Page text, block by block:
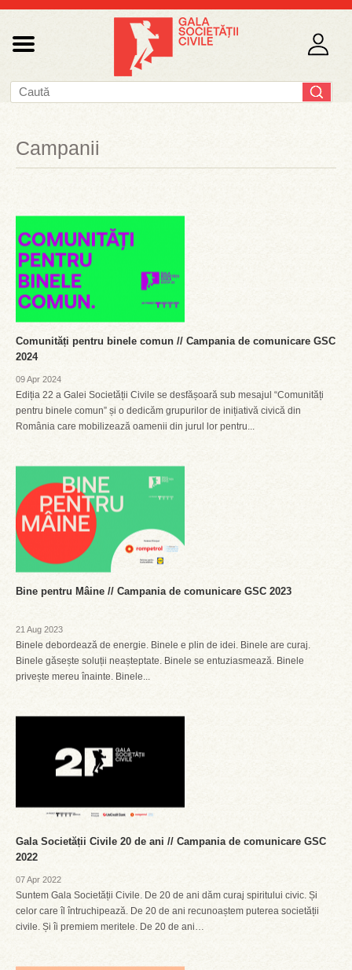
Campanii
Comunități pentru binele comun // Campania de comunicare GSC
2024
09 Apr 2024
Ediția 22 a Galei Societății Civile se desfășoară sub mesajul “Comunități
pentru binele comun” și o dedicăm grupurilor de inițiativă civică din
România care mobilizează oamenii din jurul lor pentru...
Bine pentru Mâine // Campania de comunicare GSC 2023
21 Aug 2023
Binele debordează de energie. Binele e plin de idei. Binele are curaj.
Binele găsește soluții neașteptate. Binele se entuziasmează. Binele
privește mereu înainte. Binele...
Gala Societății Civile 20 de ani // Campania de comunicare GSC
2022
07 Apr 2022
Suntem Gala Societății Civile. De 20 de ani dăm curaj spiritului civic. Și
celor care îl întruchipează. De 20 de ani recunoaștem puterea societății
civile. Și îi premiem meritele. De 20 de ani…